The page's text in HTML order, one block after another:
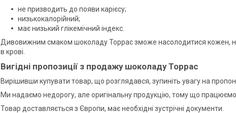
не призводить до появи карієсу;
низькокалорійний;
має низький глікемічний індекс.
Дивовижним смаком шоколаду Торрас зможе насолодитися кожен,
в крові.
Вигідні пропозиції з продажу шоколаду Торрас
Вирішивши купувати товар, що розглядався, зупиніть увагу на
Ми надаємо недорогу, але оригінальну продукцію, тому що
Товар доставляється з Європи, має необхідні зустрічні документи.